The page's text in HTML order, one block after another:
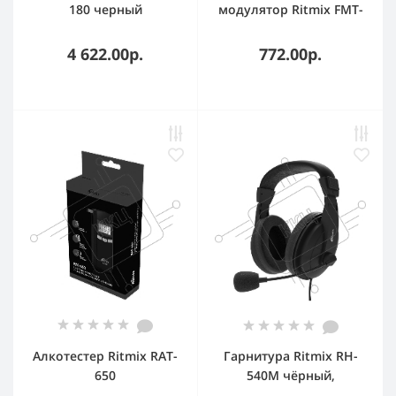
180 черный
4 622.00р.
модулятор Ritmix FMT-
BT USB
772.00р.
Алкотестер Ritmix RAT-
650
Гарнитура Ritmix RH-
540M чёрный,